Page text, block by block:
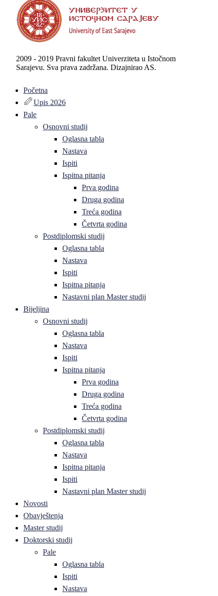
2009 - 2019 Pravni fakultet Univerziteta u Istočnom
Sarajevu. Sva prava zadržana. Dizajnirao AS.
Početna
Upis 2026
Pale
Osnovni studij
Oglasna tabla
Nastava
Ispiti
Ispitna pitanja
Prva godina
Druga godina
Treća godina
Četvrta godina
Postdiplomski studij
Oglasna tabla
Nastava
Ispiti
Ispitna pitanja
Nastavni plan Master studij
Bijeljina
Osnovni studij
Oglasna tabla
Nastava
Ispiti
Ispitna pitanja
Prva godina
Druga godina
Treća godina
Četvrta godina
Postdiplomski studij
Oglasna tabla
Nastava
Ispitna pitanja
Ispiti
Nastavni plan Master studij
Novosti
Obavještenja
Master studij
Doktorski studij
Pale
Oglasna tabla
Ispiti
Nastava